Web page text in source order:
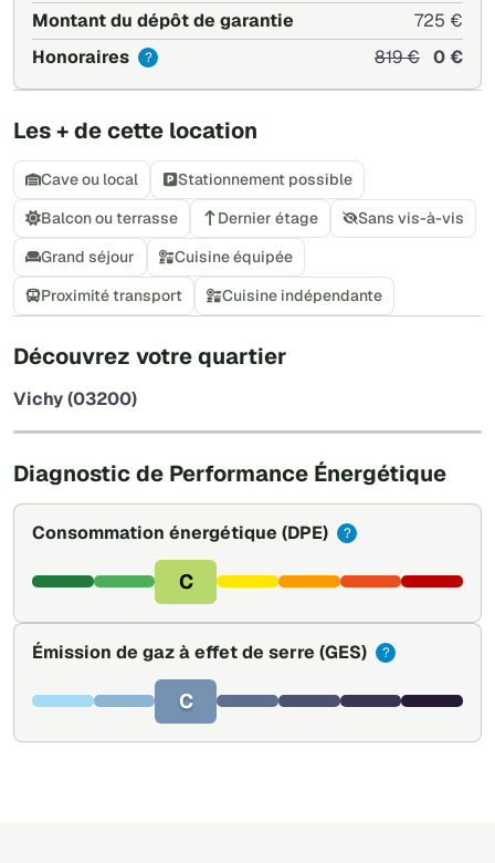
Montant du dépôt de garantie
725 €
Honoraires
? 819 € 0 €
Les + de cette location
Cave ou local
Stationnement possible
Balcon ou terrasse
Dernier étage
Sans vis-à-vis
Grand séjour
Cuisine équipée
Proximité transport
Cuisine indépendante
Découvrez votre quartier
Vichy (03200)
Diagnostic de Performance Énergétique
Consommation énergétique (DPE) ?
C
Émission de gaz à effet de serre (GES) ?
C